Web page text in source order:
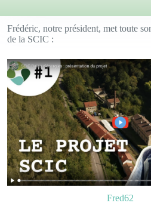
Frédéric, notre président, met toute
de la SCIC :
Fred62